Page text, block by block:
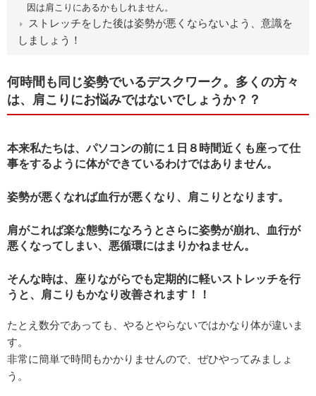
因は肩こりにあるかもしれません。
ストレッチをした後は姿勢が悪くならないよう、意識を
しましょう！
何時間も同じ姿勢でいるデスクワーク。多くの方々
は、肩こりにお悩みではないでしょうか？？
本来私たちは、パソコンの前に１日８時間近くも座って仕
事をするように体ができているわけではありません。
姿勢が悪くなれば血行が悪くなり、肩こりとなります。
肩がこれば楽な態勢になろうとさらに姿勢が崩れ、血行が
悪くなってしまい、悪循環にはまりかねません。
そんな時は、座りながらでも定期的に軽いストレッチを行
うと、肩こりもかなり改善されます！！
たとえ数分であっても、やるとやらないではかなり体が違いま
す。
非常に簡単で時間もかかりませんので、ぜひやってみましょ
う。